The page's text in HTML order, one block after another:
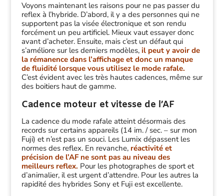
Voyons maintenant les raisons pour ne pas passer du
reflex à l’hybride. D’abord, il y a des personnes qui ne
supportent pas la visée électronique et son rendu
forcément un peu artificiel. Mieux vaut essayer donc
avant d’acheter. Ensuite, mais c’est un défaut qui
s’améliore sur les derniers modèles, il peut y avoir de
la rémanence dans l’affichage et donc un manque
de fluidité lorsque vous utilisez le mode rafale.
C’est évident avec les très hautes cadences, même sur
des boitiers haut de gamme.
Cadence moteur et vitesse de l’AF
La cadence du mode rafale atteint désormais des
records sur certains appareils (14 im. / sec. – sur mon
Fuji) et n’est pas un souci. Les Lumix dépassent les
normes des reflex. En revanche, réactivité et
précision de l’AF ne sont pas au niveau des
meilleurs reflex. Pour les photographes de sport et
d’animalier, il est urgent d’attendre. Pour les autres la
rapidité des hybrides Sony et Fuji est excellente.